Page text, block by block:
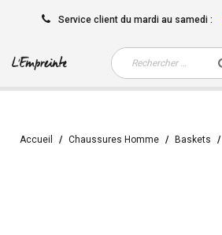
Service client du mardi au samedi :
Accueil Chaussures Homme Baskets